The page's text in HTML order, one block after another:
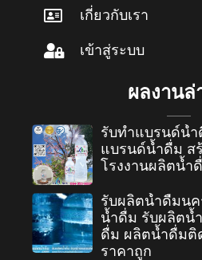
เกี่ยวกับเรา
เข้าสู่ระบบ
ผลงานล่
รับทำแบรนด์น้
แบรนด์น้ำดื่ม ส
โรงงานผลิตน้ำ
รับผลิตน้ำดื่มนค
น้ำดื่ม รับผลิตน้
ดื่ม ผลิตน้ำดื่ม
ราคาถูก